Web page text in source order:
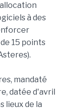
à des
15 points
mandaté
datée d'avril
lieux de la